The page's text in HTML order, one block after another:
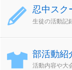
忍中スク
生徒の活動記
部活動紹
活動内容や大